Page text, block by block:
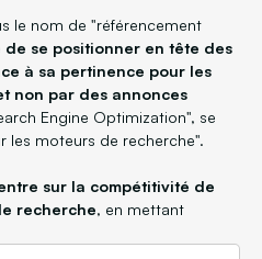
le nom de "référencement
de se positionner en tête des
à sa pertinence pour les
non par des annonces
Engine Optimization", se
moteurs de recherche".
sur la compétitivité de
recherche, en mettant